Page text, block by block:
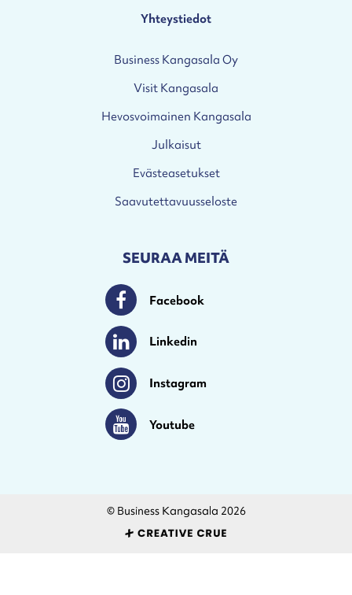
Yhteystiedot
Business Kangasala Oy
Visit Kangasala
Hevosvoimainen Kangasala
Julkaisut
Evästeasetukset
Saavutettavuusseloste
SEURAA MEITÄ
FacebookFacebook
LinkedinLinkedin
InstagramInstagram
Youtube Youtube
© Business Kangasala 2026